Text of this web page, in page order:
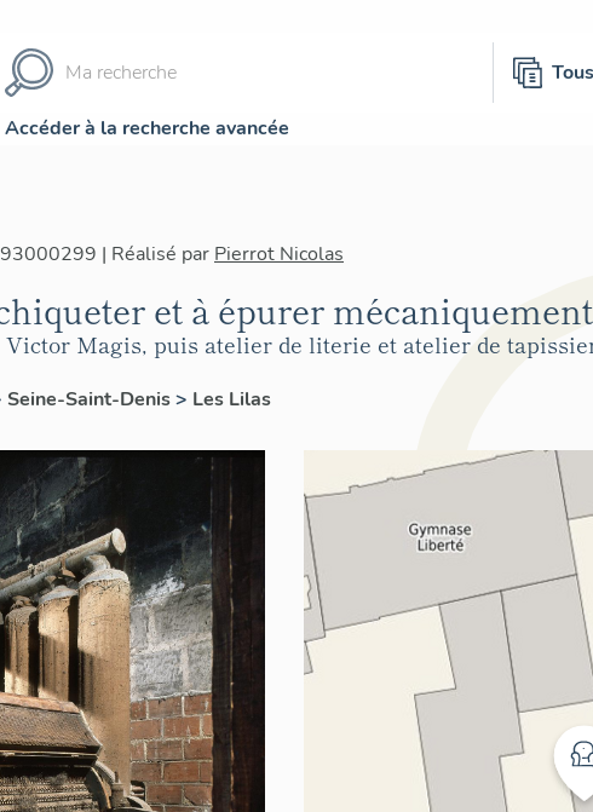
Tous
Accéder à la recherche avancée
| Réalisé par Pierrot Nicolas
et à épurer
Magis, puis atelier de literie et atelier de
Seine-Saint-Denis> Les Lilas